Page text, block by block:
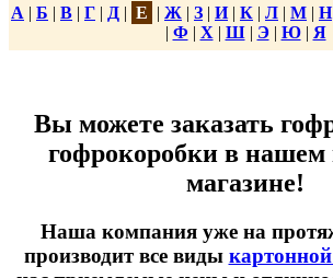
А | Б | В | Г | Д | Е | Ж | З | И| К | Л | М | Н
| Ф | Х | Ш| Э| Ю| Я
Вы можете заказать
гофрокоробки в нашем
магазине!
Наша компания уже на
производит все виды